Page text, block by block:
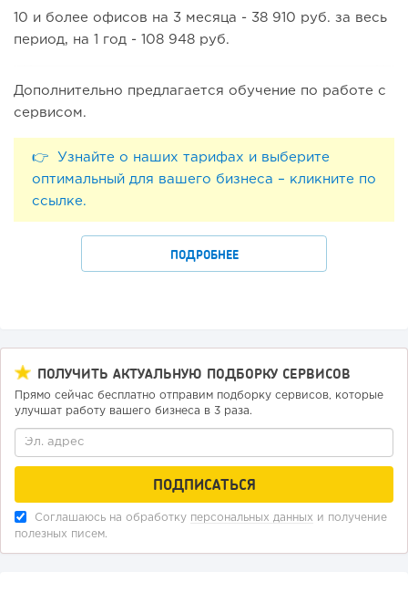
10 и более офисов на 3 месяца - 38 910 руб. за весь
период, на 1 год - 108 948 руб.
Дополнительно предлагается обучение по работе с
сервисом.
👉 Узнайте о наших тарифах и выберите
оптимальный для вашего бизнеса – кликните по
ссылке.
ПОДРОБНЕЕ
ПОЛУЧИТЬ АКТУАЛЬНУЮ ПОДБОРКУ СЕРВИСОВ
Прямо сейчас бесплатно отправим подборку сервисов, которые
улучшат работу вашего бизнеса в 3 раза.
Соглашаюсь на обработку персональных данных и получение
полезных писем.